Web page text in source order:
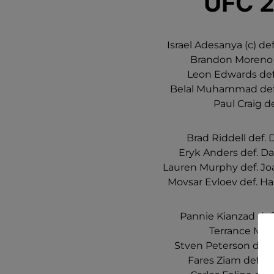
Israel Adesanya (c)
Brandon Moreno
Leon Edwards
Belal Muhammad
Paul Craig
Brad Riddell def.
Eryk Anders def.
Lauren Murphy def.
Movsar Evloev def.
Pannie Kianzad
Terrance
Stven Peterson
Fares Ziam